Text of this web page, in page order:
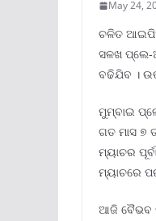
May 24,
ଚଳିତ
ସଳଖ ପ୍ଲେ-
ବଢିଯିବ ।
ମୁମ୍ବାଇ
ଗତ ମାସ ୭
ମ୍ୟାଚର
ମ୍ୟାଚରେ
ଆଜି ବୈଭବ